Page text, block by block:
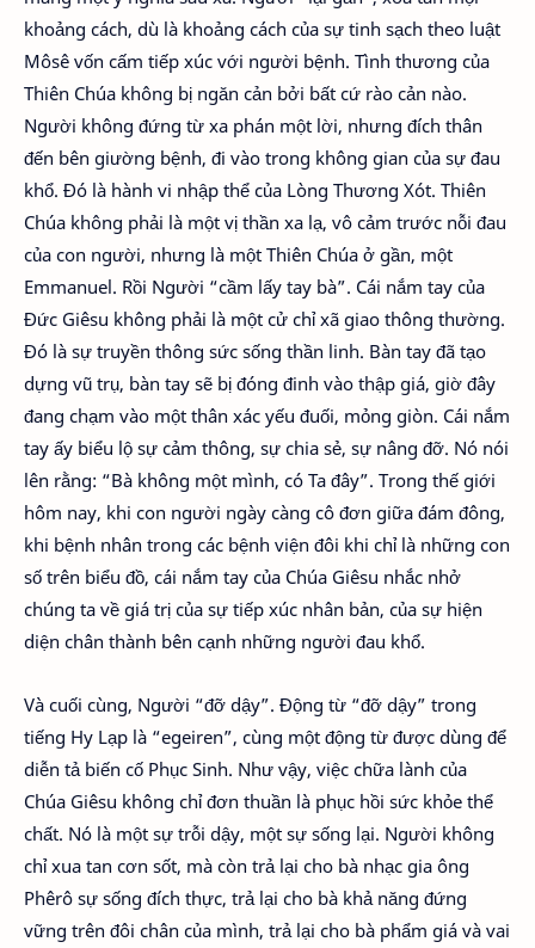
khoảng cách, dù là khoảng cách của sự tinh sạch theo luật
Môsê vốn cấm tiếp xúc với người bệnh. Tình thương của
Thiên Chúa không bị ngăn cản bởi bất cứ rào cản nào.
Người không đứng từ xa phán một lời, nhưng đích thân
đến bên giường bệnh, đi vào trong không gian của sự đau
khổ. Đó là hành vi nhập thể của Lòng Thương Xót. Thiên
Chúa không phải là một vị thần xa lạ, vô cảm trước nỗi đau
của con người, nhưng là một Thiên Chúa ở gần, một
Emmanuel. Rồi Người “cầm lấy tay bà”. Cái nắm tay của
Đức Giêsu không phải là một cử chỉ xã giao thông thường.
Đó là sự truyền thông sức sống thần linh. Bàn tay đã tạo
dựng vũ trụ, bàn tay sẽ bị đóng đinh vào thập giá, giờ đây
đang chạm vào một thân xác yếu đuối, mỏng giòn. Cái nắm
tay ấy biểu lộ sự cảm thông, sự chia sẻ, sự nâng đỡ. Nó nói
lên rằng: “Bà không một mình, có Ta đây”. Trong thế giới
hôm nay, khi con người ngày càng cô đơn giữa đám đông,
khi bệnh nhân trong các bệnh viện đôi khi chỉ là những con
số trên biểu đồ, cái nắm tay của Chúa Giêsu nhắc nhở
chúng ta về giá trị của sự tiếp xúc nhân bản, của sự hiện
diện chân thành bên cạnh những người đau khổ.
Và cuối cùng, Người “đỡ dậy”. Động từ “đỡ dậy” trong
tiếng Hy Lạp là “egeiren”, cùng một động từ được dùng để
diễn tả biến cố Phục Sinh. Như vậy, việc chữa lành của
Chúa Giêsu không chỉ đơn thuần là phục hồi sức khỏe thể
chất. Nó là một sự trỗi dậy, một sự sống lại. Người không
chỉ xua tan cơn sốt, mà còn trả lại cho bà nhạc gia ông
Phêrô sự sống đích thực, trả lại cho bà khả năng đứng
vững trên đôi chân của mình, trả lại cho bà phẩm giá và vai